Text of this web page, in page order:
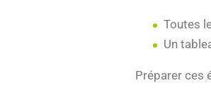
Toutes
Un
Préparer ces